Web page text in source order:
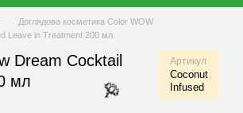
Доглядова косметика Color WOW
Leave in Treatment 200 мл
Dream Cocktail
мл
Артикул
Coconut
Infused